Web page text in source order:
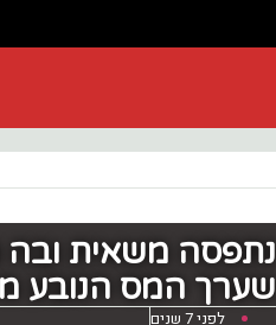
נתפסה משאית ובה
שערך המס הנובע
לפני 7 שנים